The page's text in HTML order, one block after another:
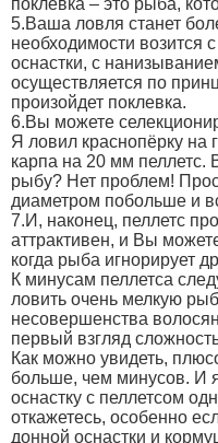
поклевка – это рыба,
5.Ваша ловля станет
необходимости возится
оснастки, с
осуществляется по
произойдет поклевка.
6.Вы можете
Я ловил краснопёрку
карпа на 20 мм пеллетс.
рыбу? Нет проблем!
диаметром побольше и
7.И, наконец, пеллетс
аттрактивен, и Вы
когда рыба игнорирует
К минусам пеллетса
ловить очень мелкую
несовершенства
первый взгляд
Как можно увидеть,
больше, чем минусов. И
оснастку с пеллетсом
откажетесь, особенно
донной оснастки и